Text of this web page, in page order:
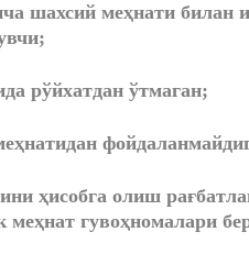
шахсий меҳнати билан
рўйхатдан ўтмаган;
ҳисобга олиш
гувоҳномалари